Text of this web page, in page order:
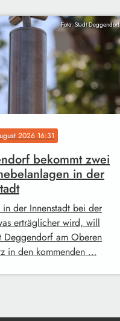
Foto: Stadt Deggendorf
2026 16:31
bekommt zwei
in der
in der Innenstadt bei der
erträglicher wird, will
Deggendorf am Oberen
in den kommenden …